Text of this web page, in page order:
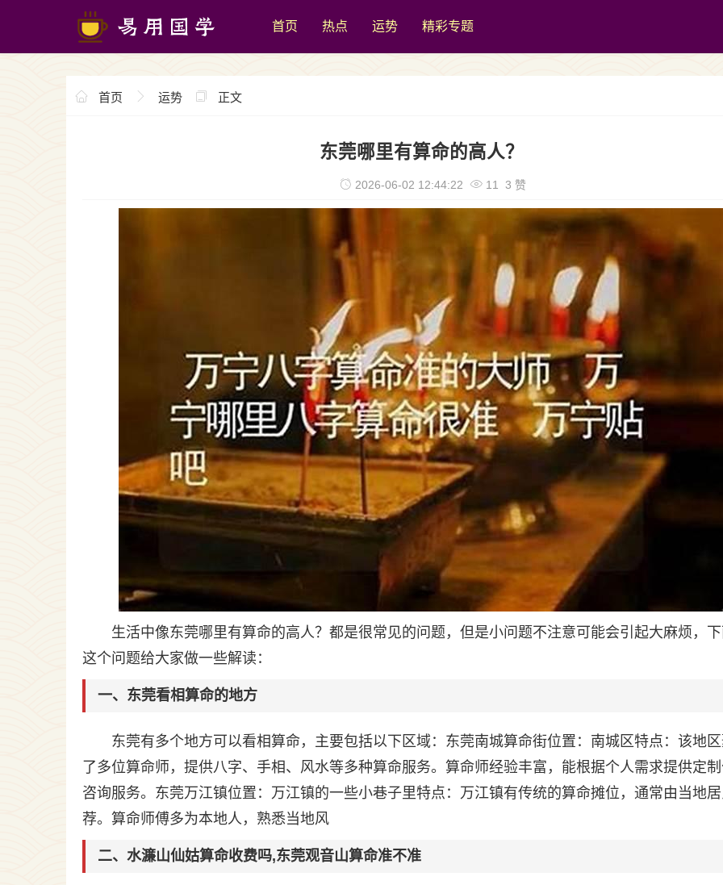
首页 热点 运势 精彩专题
首页 运势 正文
东莞哪里有算命的高人？
2026-06-02 12:44:22 11 3 赞
生活中像东莞哪里有算命的高人？都是很常见的问题，但是小问题不注意可能会引起大麻烦，
这个问题给大家做一些解读：
一、东莞看相算命的地方
东莞有多个地方可以看相算命，主要包括以下区域：东莞南城算命街位置：南城区特点：该地
了多位算命师，提供八字、手相、风水等多种算命服务。算命师经验丰富，能根据个人需求提供定
咨询服务。东莞万江镇位置：万江镇的一些小巷子里特点：万江镇有传统的算命摊位，通常由当地
荐。算命师傅多为本地人，熟悉当地风
二、水濂山仙姑算命收费吗,东莞观音山算命准不准